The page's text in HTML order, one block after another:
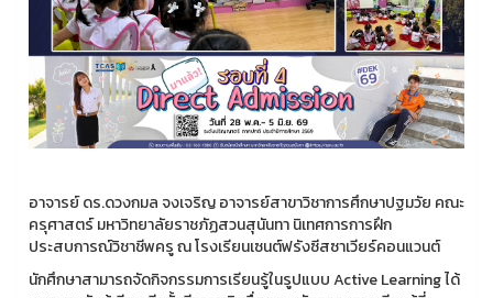
อาจารย์ ดร.ดวงกมล จงเจริญ อาจารย์สาขาวิชาการศึกษาปฐมวัย คณะ
ครุศาสตร์ มหาวิทยาลัยราชภัฏสวนสุนันทา นิเทศการการฝึก
ประสบการณ์วิชาชีพครู ณ โรงเรียนเซนต์ฟรังซีสซาเวียร์คอนแวนต์
นักศึกษาสามารถจัดกิจกรรมการเรียนรู้ในรูปแบบ Active Learning ได้